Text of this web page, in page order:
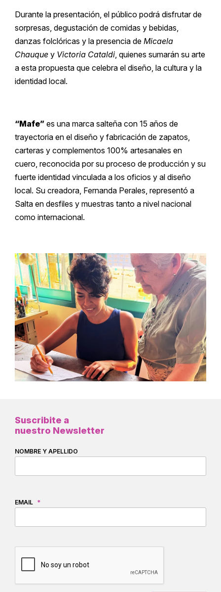
Durante la presentación, el público podrá disfrutar de
sorpresas, degustación de comidas y bebidas,
danzas folclóricas y la presencia de Micaela
Chauque y Victoria Cataldi , quienes sumarán su arte
a esta propuesta que celebra el diseño, la cultura y la
identidad local.
“Mafe” es una marca salteña con 15 años de
trayectoria en el diseño y fabricación de zapatos,
carteras y complementos 100% artesanales en
cuero, reconocida por su proceso de producción y su
fuerte identidad vinculada a los oficios y al diseño
local. Su creadora, Fernanda Perales, representó a
Salta en desfiles y muestras tanto a nivel nacional
como internacional.
Suscribite a
nuestro Newsletter
NOMBRE Y APELLIDO
EMAIL *
CAPTCHA